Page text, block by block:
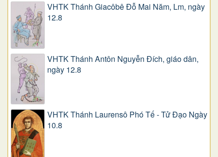
VHTK Thánh Giacôbê Ðỗ Mai Năm, Lm, ngày
12.8
VHTK Thánh Antôn Nguyễn Ðích, giáo dân,
ngày 12.8
VHTK Thánh Laurensô Phó Tế - Tử Đạo Ngày
10.8